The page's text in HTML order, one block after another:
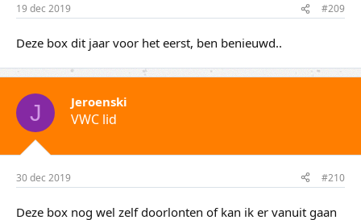
19 dec 2019 #209
Deze box dit jaar voor het eerst, ben benieuwd..
J Jeroenski
VWC lid
30 dec 2019 #210
Deze box nog wel zelf doorlonten of kan ik er vanuit gaan